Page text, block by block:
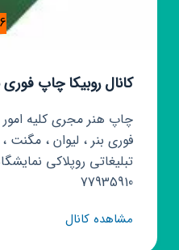
کانال روبیکا چاپ
چاپ هنر مجری کلیه
فوری بنر ، لیوان ،
77935910
مشاهده کانالکانال